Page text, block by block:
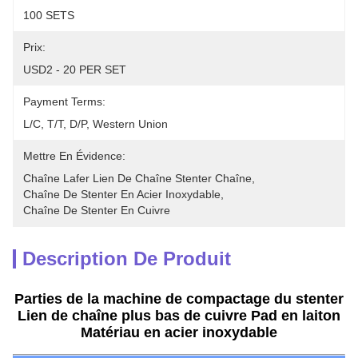
100 SETS
Prix:
USD2 - 20 PER SET
Payment Terms:
L/C, T/T, D/P, Western Union
Mettre En Évidence:
Chaîne Lafer Lien De Chaîne Stenter Chaîne
Chaîne De Stenter En Acier Inoxydable
Chaîne De Stenter En Cuivre
Description De Produit
Parties de la machine de compactage du stenter
Lien de chaîne plus bas de cuivre Pad en laiton
Matériau en acier inoxydable